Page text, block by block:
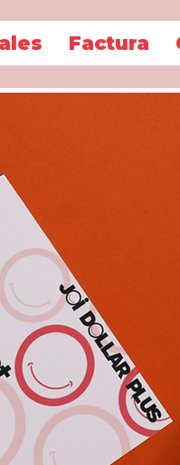
Factura